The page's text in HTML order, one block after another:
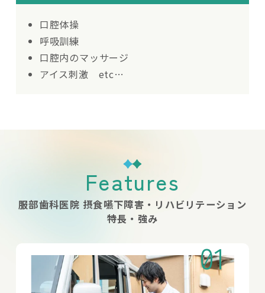
口腔体操
呼吸訓練
口腔内のマッサージ
アイス刺激 etc…
Features
服部歯科医院 摂食嚥下障害・リハビリテーション
特長・強み
01